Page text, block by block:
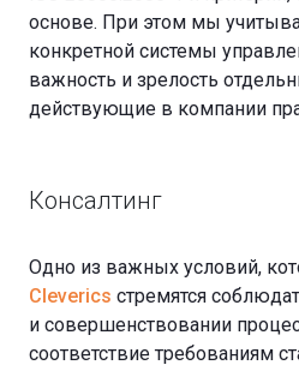
основе. При этом мы
конкретной системы
важность и зрелость
действующие в компании
Консалтинг
Одно из важных условий,
Cleverics стремятся
и совершенствовании
соответствие требованиям